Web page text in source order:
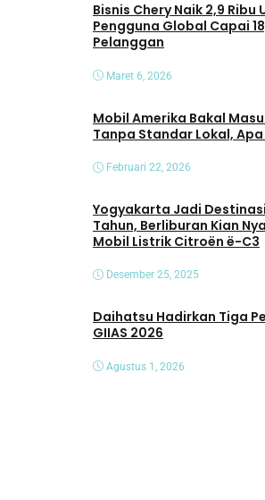
Bisnis Chery Naik 2,9 Ribu
Pengguna Global Capai
Pelanggan
Maret 6, 2026
Mobil Amerika Bakal
Tanpa Standar Lokal,
Februari 22, 2026
Yogyakarta Jadi
Tahun, Berliburan Kian
Mobil Listrik Citroën ë-C3
Desember 25, 2025
Daihatsu Hadirkan Tiga Penyegaran Baru di
GIIAS 2026
Agustus 1, 2026